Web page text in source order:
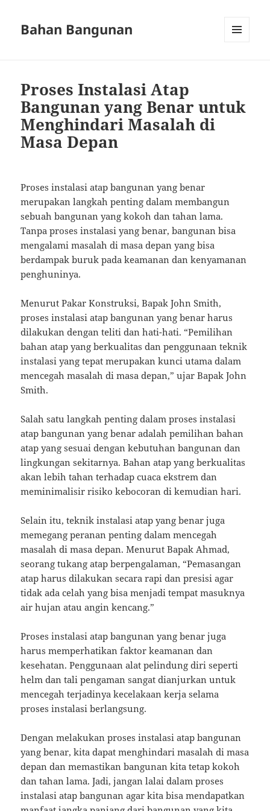
Bahan Bangunan
Proses Instalasi Atap
Bangunan yang Benar untuk
Menghindari Masalah di
Masa Depan
Proses instalasi atap bangunan yang benar
merupakan langkah penting dalam membangun
sebuah bangunan yang kokoh dan tahan lama.
Tanpa proses instalasi yang benar, bangunan bisa
mengalami masalah di masa depan yang bisa
berdampak buruk pada keamanan dan kenyamanan
penghuninya.
Menurut Pakar Konstruksi, Bapak John Smith,
proses instalasi atap bangunan yang benar harus
dilakukan dengan teliti dan hati-hati. “Pemilihan
bahan atap yang berkualitas dan penggunaan teknik
instalasi yang tepat merupakan kunci utama dalam
mencegah masalah di masa depan,” ujar Bapak John
Smith.
Salah satu langkah penting dalam proses instalasi
atap bangunan yang benar adalah pemilihan bahan
atap yang sesuai dengan kebutuhan bangunan dan
lingkungan sekitarnya. Bahan atap yang berkualitas
akan lebih tahan terhadap cuaca ekstrem dan
meminimalisir risiko kebocoran di kemudian hari.
Selain itu, teknik instalasi atap yang benar juga
memegang peranan penting dalam mencegah
masalah di masa depan. Menurut Bapak Ahmad,
seorang tukang atap berpengalaman, “Pemasangan
atap harus dilakukan secara rapi dan presisi agar
tidak ada celah yang bisa menjadi tempat masuknya
air hujan atau angin kencang.”
Proses instalasi atap bangunan yang benar juga
harus memperhatikan faktor keamanan dan
kesehatan. Penggunaan alat pelindung diri seperti
helm dan tali pengaman sangat dianjurkan untuk
mencegah terjadinya kecelakaan kerja selama
proses instalasi berlangsung.
Dengan melakukan proses instalasi atap bangunan
yang benar, kita dapat menghindari masalah di masa
depan dan memastikan bangunan kita tetap kokoh
dan tahan lama. Jadi, jangan lalai dalam proses
instalasi atap bangunan agar kita bisa mendapatkan